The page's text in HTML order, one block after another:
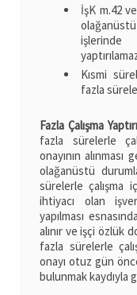
İşK m.42
işlerinde
Kısmi
fazla
Fazla Çalışma
fazla sürelerle
onayının
olağanüstü
sürelerle çalışma
ihtiyacı olan
yapılması
alınır ve işçi özlük
fazla sürelerle
onayı otuz gün
bulunmak kaydıyla